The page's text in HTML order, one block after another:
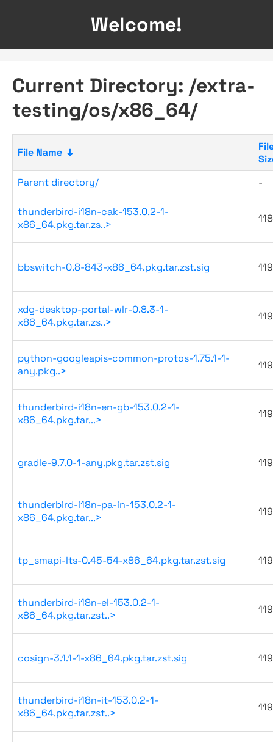
Welcome!
Current Directory: /extra-
testing/os/x86_64/
File Name ↓
Parent directory/
-
thunderbird-i18n-cak-153.0.2-1-
x86_64.pkg.tar.zs..>
bbswitch-0.8-843-x86_64.pkg.tar.zst.sig
xdg-desktop-portal-wlr-0.8.3-1-
x86_64.pkg.tar.zs..>
python-googleapis-common-protos-1.75.1-1-
any.pkg..>
thunderbird-i18n-en-gb-153.0.2-1-
x86_64.pkg.tar...>
gradle-9.7.0-1-any.pkg.tar.zst.sig
thunderbird-i18n-pa-in-153.0.2-1-
x86_64.pkg.tar...>
tp_smapi-lts-0.45-54-x86_64.pkg.tar.zst.sig
thunderbird-i18n-el-153.0.2-1-
x86_64.pkg.tar.zst..>
cosign-3.1.1-1-x86_64.pkg.tar.zst.sig
thunderbird-i18n-it-153.0.2-1-
x86_64.pkg.tar.zst..>